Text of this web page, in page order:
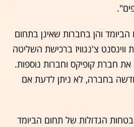
והן בחברות שאינן בתחום
ווינסנט צ'נגוויז ברכישת השליטה
את חברת קופיקס וחברות נוספות.
בחברה, לא ניתן לדעת אם
הגדולות של תחום הביומד